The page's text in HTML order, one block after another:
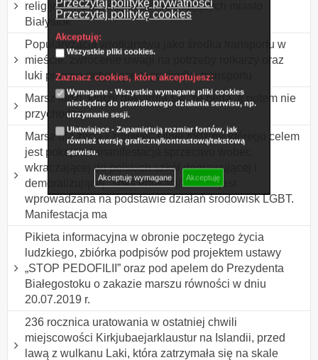
Przeczytaj politykę prywatności
Przeczytaj politykę cookies
Akceptuję:
Wszystkie pliki cookies.
Zaznacz cookies, które akceptujesz:
Wymagane - Wszystkie wymagane pliki cookies
niezbędne do prawidłowego działania serwisu, np.
utrzymanie sesji.
Ułatwiające - Zapamiętują rozmiar fontów, jak
również wersję graficzną/kontrastową/tekstową
serwisu.
Akceptuję wymagane Akceptuję
religijnych chrześcijan zamieszkujących miasto
Białystok
Popularyzacja wrotkarstwa jako środka transportu w
mieście, zwrócenie uwagi na potrzeby rolkarzy oraz
luki prawne dotyczące tego środka transportu
Marsz ludzi, którzy deklarują się, że będą, a potem nie
przychodzą.
Marsz dla życia i zdrowej, silnej rodziny, którego celem
jest pokojowa manifestacja sprzeciwu wobec
wkraczającej do polskich szkół deprawującej i
demoralizującej "seks edukacji", która jest
wprowadzana na podstawie działań środowisk LGBT.
Manifestacja ma
Pikieta informacyjna w obronie poczętego życia
ludzkiego, zbiórka podpisów pod projektem ustawy
„STOP PEDOFILII” oraz pod apelem do Prezydenta
Białegostoku o zakazie marszu równości w dniu
20.07.2019 r.
236 rocznica uratowania w ostatniej chwili
miejscowości Kirkjubaejarklaustur na Islandii, przed
lawą z wulkanu Laki, która zatrzymała się na skale